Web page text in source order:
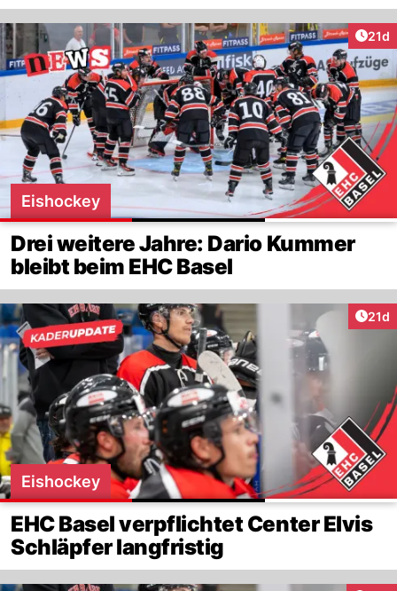
21d
Eishockey
Drei weitere Jahre: Dario Kummer
bleibt beim EHC Basel
21d
Eishockey
EHC Basel verpflichtet Center Elvis
Schläpfer langfristig